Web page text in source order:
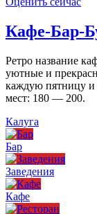
Кафе-Бар-
Ретро название
уютные и
каждую пятницу и
мест: 180 — 200.
Калуга
Бар
Заведения
Кафе